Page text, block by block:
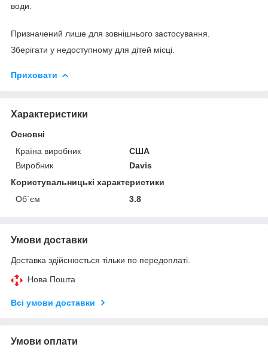
води.
Призначений лише для зовнішнього застосування.
Зберігати у недоступному для дітей місці.
Приховати
Характеристики
Основні
Країна виробник
США
Виробник
Davis
Користувальницькі характеристики
Об`єм
3.8
Умови доставки
Доставка здійснюється тільки по передоплаті.
Нова Пошта
Всі умови доставки
Умови оплати